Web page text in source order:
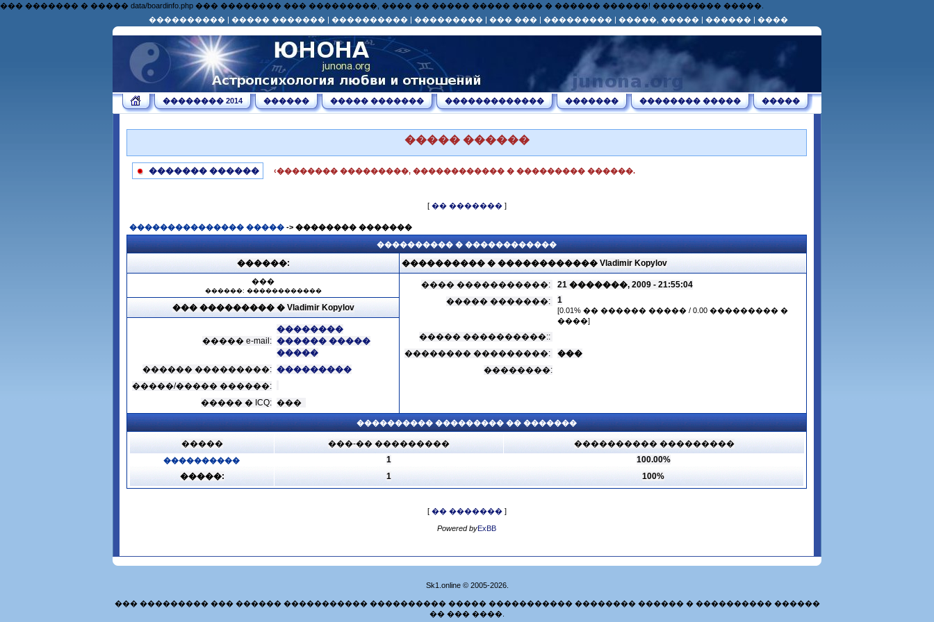
��� ������� � ����� data/boardinfo.php ��� �������� ��� ���������, ���� �� ����� ����� ���� � ������ ������! ��������� �����.
���������� | ����� ������� | ���������� | ��������� | ��� ��� | ��������� | �����, ����� | ������ | ����
�������� 2014 ������ ����� ������� ������������� ������� �������� ����� �����
����� ������
������� ������ ‹�������� ���������, ������������ � ��������� ������.
[ �� �������]
��������������� ����� -> �������� �������
���������� � ������������
������: ���������� � ������������ Vladimir Kopylov
���
������: ������������
���� �����������:
21 �������, 2009 - 21:55:04
����� �������:
1
[0.01% �� ������ ����� / 0.00 ��������� �
����]
����� ����������::
�������� ���������:
���
��������:
��� ��������� � Vladimir Kopylov
����� e-mail:
��������
������ �����
�����
������ ���������: ���������
�����/����� ������:
����� � ICQ: ���
���������� ��������� �� �������
����� ���-�� ��������� ���������� ���������
���������� 1
100.00%
�����:
1 100%
[ �� �������]
Powered byExBB
Sk1.online © 2005-2026.
��� ��������� ��� ������ ����������� ���������� ����� ����������� �������� ������ � ���������� ������
�� ��� ����.